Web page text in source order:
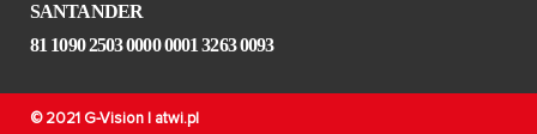
SANTANDER
81 1090 2503 0000 0001 3263 0093
© 2021 G-Vision | atwi.pl